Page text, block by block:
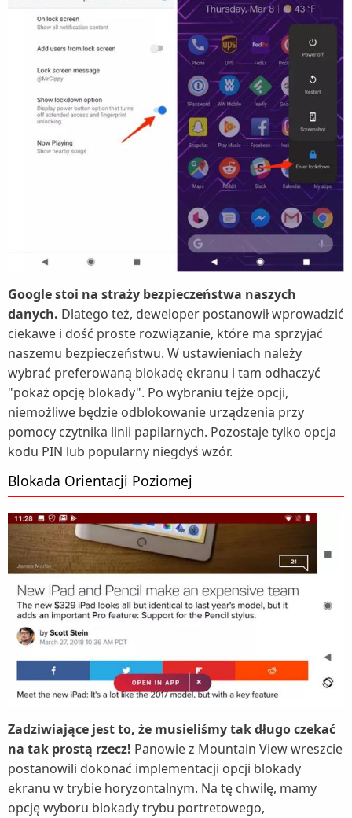
Google stoi na straży bezpieczeństwa naszych
danych. Dlatego też, deweloper postanowił wprowadzić
ciekawe i dość proste rozwiązanie, które ma sprzyjać
naszemu bezpieczeństwu. W ustawieniach należy
wybrać preferowaną blokadę ekranu i tam odhaczyć
"pokaż opcję blokady". Po wybraniu tejże opcji,
niemożliwe będzie odblokowanie urządzenia przy
pomocy czytnika linii papilarnych. Pozostaje tylko opcja
kodu PIN lub popularny niegdyś wzór.
Blokada Orientacji Poziomej
Zadziwiające jest to, że musieliśmy tak długo czekać
na tak prostą rzecz! Panowie z Mountain View wreszcie
postanowili dokonać implementacji opcji blokady
ekranu w trybie horyzontalnym. Na tę chwilę, mamy
opcję wyboru blokady trybu portretowego,